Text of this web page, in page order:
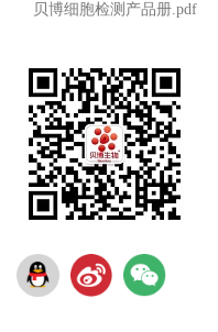
贝博细胞检测产品册.pdf